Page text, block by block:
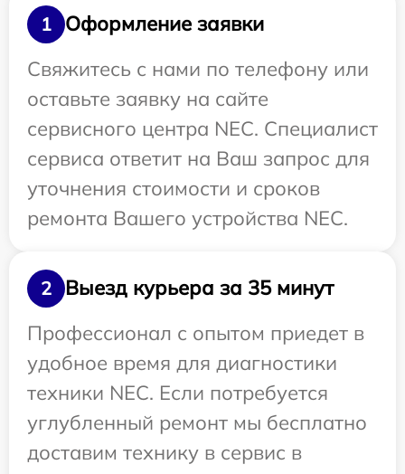
1
Оформление заявки
Свяжитесь с нами по телефону или
оставьте заявку на сайте
сервисного центра NEC. Специалист
сервиса ответит на Ваш запрос для
уточнения стоимости и сроков
ремонта Вашего устройства NEC.
2
Выезд курьера за 35 минут
Профессионал с опытом приедет в
удобное время для диагностики
техники NEC. Если потребуется
углубленный ремонт мы бесплатно
доставим технику в сервис в